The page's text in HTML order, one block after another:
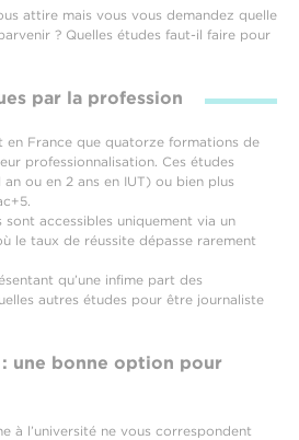
attire mais vous vous demandez quelle
? Quelles études faut-il faire pour
par la profession
en France que quatorze formations de
professionnalisation. Ces études
ou en 2 ans en IUT) ou bien plus
sont accessibles uniquement via un
le taux de réussite dépasse rarement
qu’une infime part des
autres études pour être journaliste
une bonne option pour
à l’université ne vous correspondent